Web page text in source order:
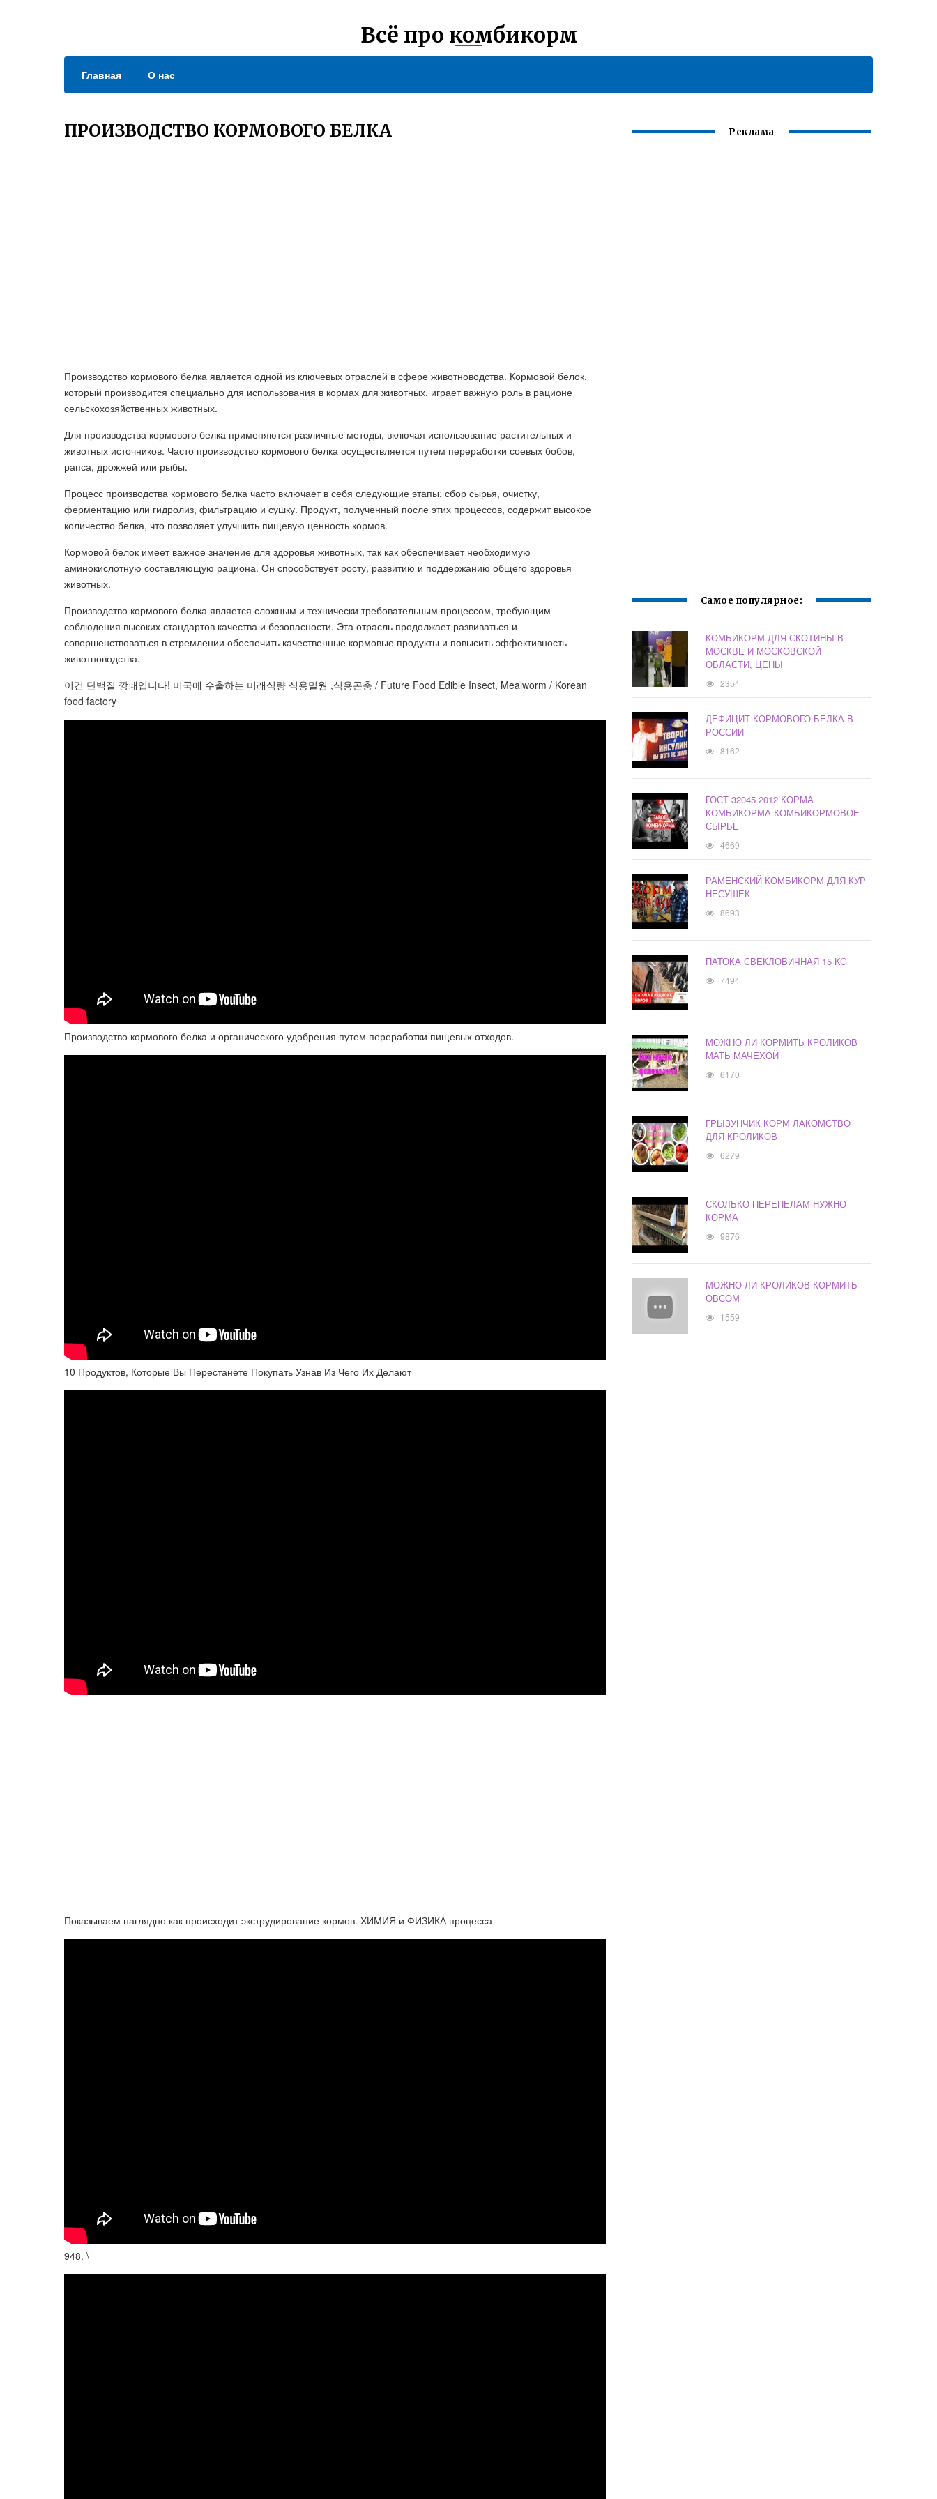
Всё про комбикорм
Главная О нас
ПРОИЗВОДСТВО КОРМОВОГО БЕЛКА
Производство кормового белка является одной из ключевых отраслей в сфере животноводства. Кормовой белок,
который производится специально для использования в кормах для животных, играет важную роль в рационе
сельскохозяйственных животных.
Для производства кормового белка применяются различные методы, включая использование растительных и
животных источников. Часто производство кормового белка осуществляется путем переработки соевых бобов,
рапса, дрожжей или рыбы.
Процесс производства кормового белка часто включает в себя следующие этапы: сбор сырья, очистку,
ферментацию или гидролиз, фильтрацию и сушку. Продукт, полученный после этих процессов, содержит высокое
количество белка, что позволяет улучшить пищевую ценность кормов.
Кормовой белок имеет важное значение для здоровья животных, так как обеспечивает необходимую
аминокислотную составляющую рациона. Он способствует росту, развитию и поддержанию общего здоровья
животных.
Производство кормового белка является сложным и технически требовательным процессом, требующим
соблюдения высоких стандартов качества и безопасности. Эта отрасль продолжает развиваться и
совершенствоваться в стремлении обеспечить качественные кормовые продукты и повысить эффективность
животноводства.
이건 단백질 깡패입니다! 미국에 수출하는 미래식량 식용밀웜 ,식용곤충 / Future Food Edible Insect, Mealworm / Korean
food factory
Производство кормового белка и органического удобрения путем переработки пищевых отходов.
10 Продуктов, Которые Вы Перестанете Покупать Узнав Из Чего Их Делают
Показываем наглядно как происходит экструдирование кормов. ХИМИЯ и ФИЗИКА процесса
948. \
Реклама
Самое популярное:
КОМБИКОРМ ДЛЯ СКОТИНЫ В
МОСКВЕ И МОСКОВСКОЙ
ОБЛАСТИ, ЦЕНЫ
2354
ДЕФИЦИТ КОРМОВОГО БЕЛКА В
РОССИИ
8162
ГОСТ 32045 2012 КОРМА
КОМБИКОРМА КОМБИКОРМОВОЕ
СЫРЬЕ
4669
РАМЕНСКИЙ КОМБИКОРМ ДЛЯ КУР
НЕСУШЕК
8693
ПАТОКА СВЕКЛОВИЧНАЯ 15 KG
7494
МОЖНО ЛИ КОРМИТЬ КРОЛИКОВ
МАТЬ МАЧЕХОЙ
6170
ГРЫЗУНЧИК КОРМ ЛАКОМСТВО
ДЛЯ КРОЛИКОВ
6279
СКОЛЬКО ПЕРЕПЕЛАМ НУЖНО
КОРМА
9876
МОЖНО ЛИ КРОЛИКОВ КОРМИТЬ
ОВСОМ
1559